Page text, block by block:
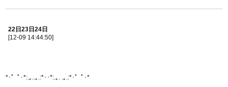
22日23日24日
[12-09 14:44:50]
*･゜ﾟ･*:.｡..｡.:*･･*:.｡. .｡.:*･゜ﾟ･*